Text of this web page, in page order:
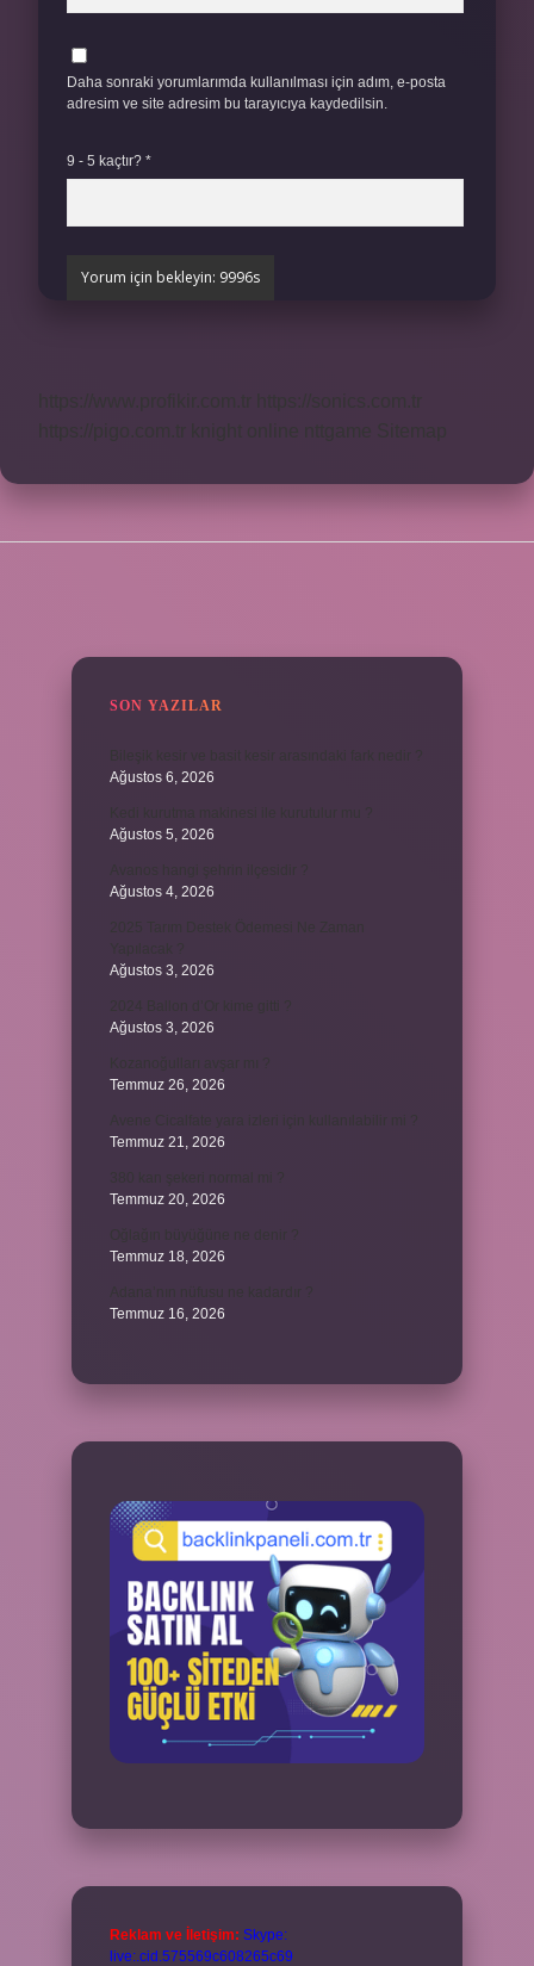
Daha sonraki yorumlarımda kullanılması için adım, e-posta
adresim ve site adresim bu tarayıcıya kaydedilsin.
9 - 5 kaçtır? *
SON YAZILAR
Ağustos 6, 2026
Ağustos 5, 2026
Ağustos 4, 2026
Ağustos 3, 2026
Ağustos 3, 2026
Temmuz 26, 2026
Temmuz 21, 2026
Temmuz 20, 2026
Temmuz 18, 2026
Temmuz 16, 2026
Reklam ve İletişim: Skype:
live:.cid.575569c608265c69